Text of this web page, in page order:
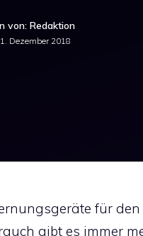
von: Redaktion
1. Dezember 2018
für den
gibt es immer